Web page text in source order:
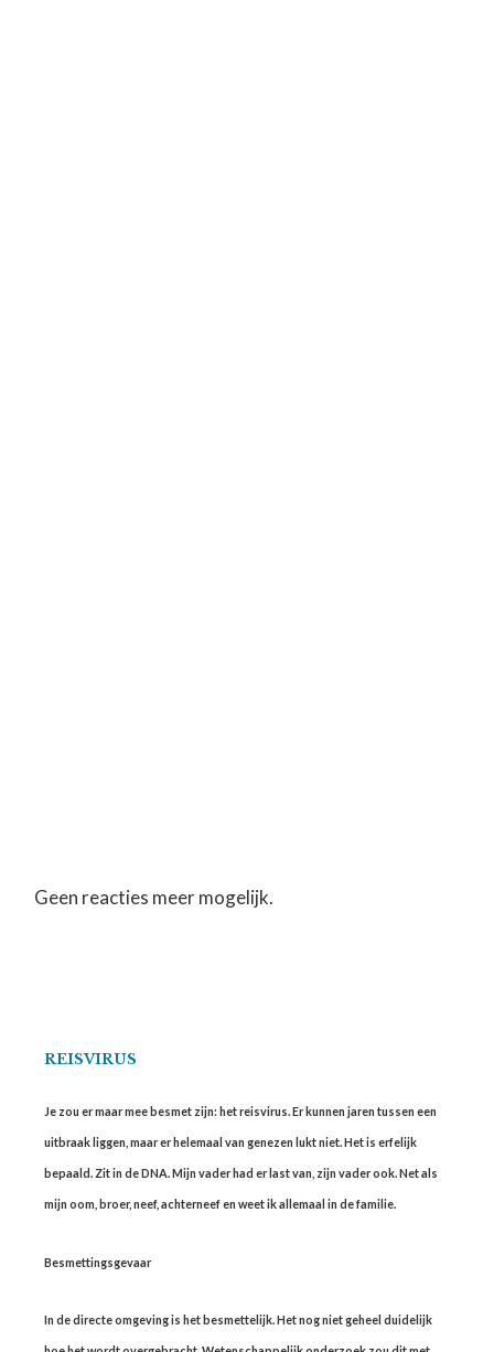
Geen reacties meer mogelijk.
REISVIRUS
Je zou er maar mee besmet zijn: het reisvirus. Er kunnen jaren tussen een
uitbraak liggen, maar er helemaal van genezen lukt niet. Het is erfelijk
bepaald. Zit in de DNA. Mijn vader had er last van, zijn vader ook. Net als
mijn oom, broer, neef, achterneef en weet ik allemaal in de familie.
Besmettingsgevaar
In de directe omgeving is het besmettelijk. Het nog niet geheel duidelijk